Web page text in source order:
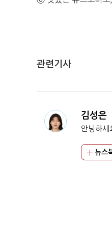
관련기사
김성은
안녕하세
뉴스